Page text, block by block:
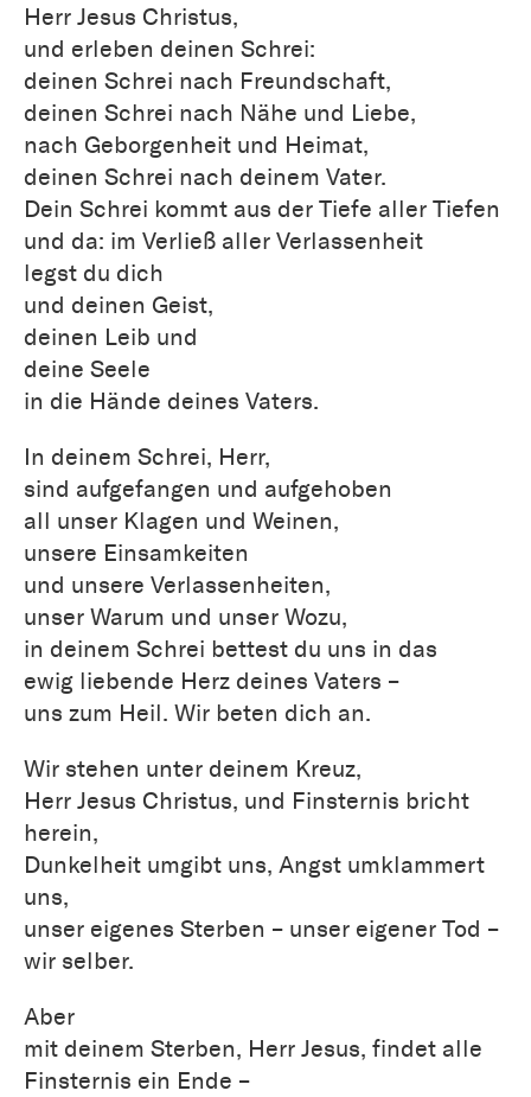
Herr Jesus Christus,
und erleben deinen Schrei:
deinen Schrei nach Freundschaft,
deinen Schrei nach Nähe und Liebe,
nach Geborgenheit und Heimat,
deinen Schrei nach deinem Vater.
Dein Schrei kommt aus der Tiefe aller Tiefen
und da: im Verließ aller Verlassenheit
legst du dich
und deinen Geist,
deinen Leib und
deine Seele
in die Hände deines Vaters.
In deinem Schrei, Herr,
sind aufgefangen und aufgehoben
all unser Klagen und Weinen,
unsere Einsamkeiten
und unsere Verlassenheiten,
unser Warum und unser Wozu,
in deinem Schrei bettest du uns in das
ewig liebende Herz deines Vaters –
uns zum Heil. Wir beten dich an.
Wir stehen unter deinem Kreuz,
Herr Jesus Christus, und Finsternis bricht
herein,
Dunkelheit umgibt uns, Angst umklammert
uns,
unser eigenes Sterben – unser eigener Tod –
wir selber.
Aber
mit deinem Sterben, Herr Jesus, findet alle
Finsternis ein Ende –